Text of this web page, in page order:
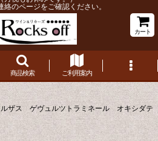
のページをご確認ください。
カート
商品検索 ご利用案内
ザス ゲヴュルツトラミネール オキシダテ